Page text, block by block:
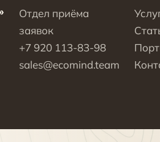
Отдел приёма
заявок
+7 920 113-83-98
sales@ecomind.team